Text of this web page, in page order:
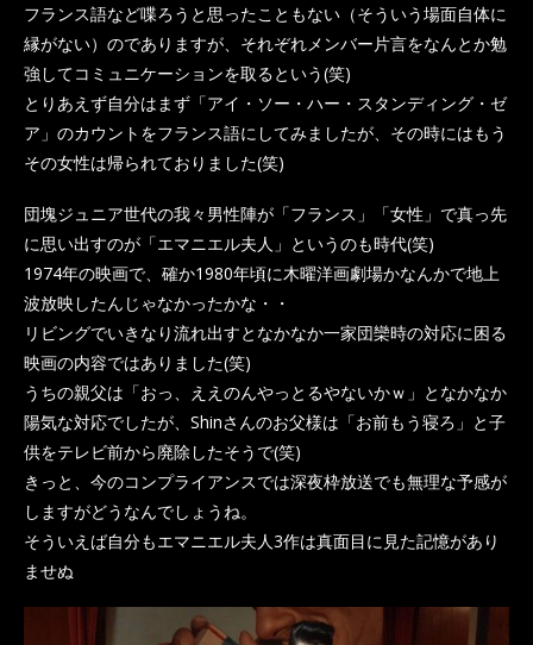
フランス語など喋ろうと思ったこともない（そういう場面自体に
縁がない）のでありますが、それぞれメンバー片言をなんとか勉
強してコミュニケーションを取るという(笑)
とりあえず自分はまず「アイ・ソー・ハー・スタンディング・ゼ
ア」のカウントをフランス語にしてみましたが、その時にはもう
その女性は帰られておりました(笑)
団塊ジュニア世代の我々男性陣が「フランス」「女性」で真っ先
に思い出すのが「エマニエル夫人」というのも時代(笑)
1974年の映画で、確か1980年頃に木曜洋画劇場かなんかで地上
波放映したんじゃなかったかな・・
リビングでいきなり流れ出すとなかなか一家団欒時の対応に困る
映画の内容ではありました(笑)
うちの親父は「おっ、ええのんやっとるやないかｗ」となかなか
陽気な対応でしたが、Shinさんのお父様は「お前もう寝ろ」と子
供をテレビ前から廃除したそうで(笑)
きっと、今のコンプライアンスでは深夜枠放送でも無理な予感が
しますがどうなんでしょうね。
そういえば自分もエマニエル夫人3作は真面目に見た記憶があり
ませぬ